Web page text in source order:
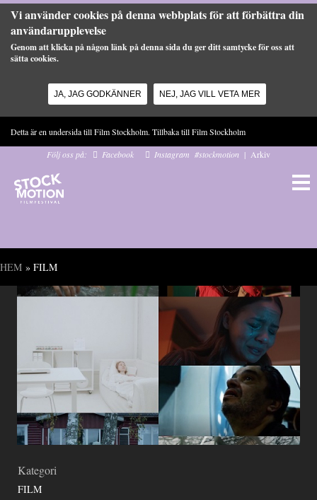
Vi använder cookies på denna webbplats för att förbättra din
användarupplevelse
Genom att klicka på någon länk på denna sida du ger ditt samtycke för oss att
sätta cookies.
JA, JAG GODKÄNNER NEJ, JAG VILL VETA MER
Detta är en undersida till Film Stockholm. Tillbaka tillFilm Stockholm
Följ oss på:
Facebook Instagram #stockmotion | Arkiv
Du är här
HEM » FILM
Kategori
FILM